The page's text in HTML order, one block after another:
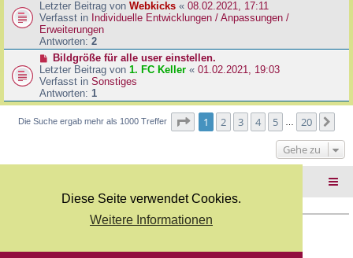
Diese Seite verwendet Cookies.
Weitere Informationen
r
a
g
e
i
t
r
a
g
e
u
e
r
B
e
i
t
r
g
Letzter Beitrag von Webkicks « 08.02.2021, 17:11
Verfasst in Individuelle Entwicklungen / Anpassungen /
Erweiterungen
Antworten: 2
N
e
u
e
r
B
e
r
Bildgröße für alle user einstellen.
Letzter Beitrag von 1. FC Keller « 01.02.2021, 19:03
Verfasst in Sonstiges
Antworten: 1
Die Suche ergab mehr als 1000 Treffer Seite von
1 2 3 4 5 20
Gehe zu
Deutsche Übersetzung durchphpBB.de